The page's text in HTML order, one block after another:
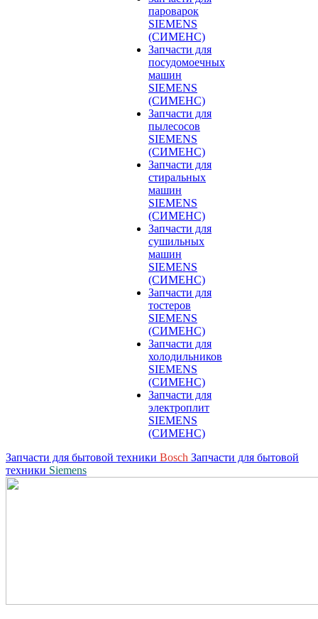
пароварок
SIEMENS
(СИМЕНС)
Запчасти для
посудомоечных
машин
SIEMENS
(СИМЕНС)
Запчасти для
пылесосов
SIEMENS
(СИМЕНС)
Запчасти для
стиральных
машин
SIEMENS
(СИМЕНС)
Запчасти для
сушильных
машин
SIEMENS
(СИМЕНС)
Запчасти для
тостеров
SIEMENS
(СИМЕНС)
Запчасти для
холодильников
SIEMENS
(СИМЕНС)
Запчасти для
электроплит
SIEMENS
(СИМЕНС)
Запчасти для бытовой техники Bosch Запчасти для бытовой
техники Siemens